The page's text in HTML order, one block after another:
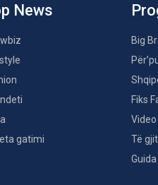
News
gatimi
Big
Fiks
Video
Të